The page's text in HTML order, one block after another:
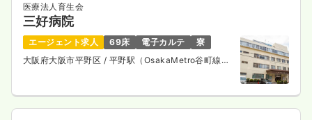
医療法人育生会
三好病院
エージェント求人 69床 電子カルテ
寮
大阪府大阪市平野区 / 平野駅（OsakaMetro谷町線）